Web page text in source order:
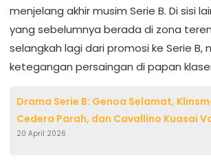
menjelang akhir musim Serie B. Di sisi
yang sebelumnya berada di zona
selangkah lagi dari promosi ke Serie B,
ketegangan persaingan di papan
Drama Serie B: Genoa Selamat,
Cedera Parah, dan Cavallino Kuasai
20 April 2026